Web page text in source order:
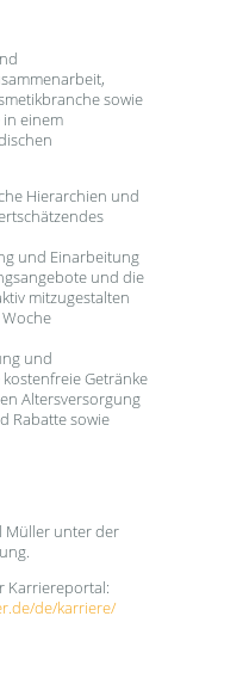
sowie
in einem
Hierarchien und
und Einarbeitung
und die
mitzugestalten
und
Getränke
Altersversorgung
Rabatte sowie
Müller unter der
Karriereportal:
de/karriere/